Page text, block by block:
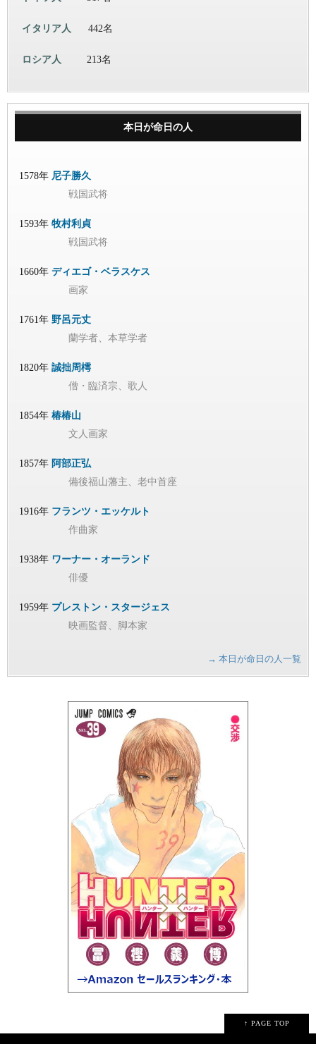
イタリア人 442名
ロシア人 213名
本日が命日の人
1578年 尼子勝久
戦国武将
1593年 牧村利貞
戦国武将
1660年 ディエゴ・ベラスケス
画家
1761年 野呂元丈
蘭学者、本草学者
1820年 誠拙周樗
僧・臨済宗、歌人
1854年 椿椿山
文人画家
1857年 阿部正弘
備後福山藩主、老中首座
1916年 フランツ・エッケルト
作曲家
1938年 ワーナー・オーランド
俳優
1959年 プレストン・スタージェス
映画監督、脚本家
→ 本日が命日の人一覧
↑ PAGE TOP